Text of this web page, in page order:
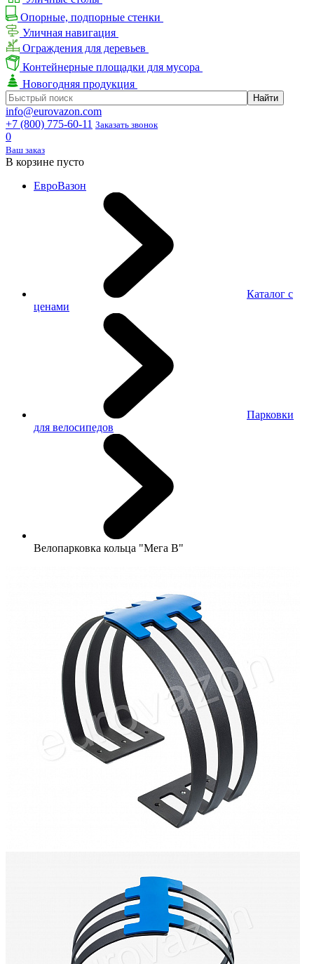
Опорные, подпорные стенки
Уличная навигация
Ограждения для деревьев
Контейнерные площадки для мусора
Новогодняя продукция
info@eurovazon.com
+7 (800) 775-60-11 Заказать звонок
0
Ваш заказ
В корзине пусто
ЕвроВазон
Каталог с
ценами
Парковки
для велосипедов
Велопарковка кольца "Мега В"